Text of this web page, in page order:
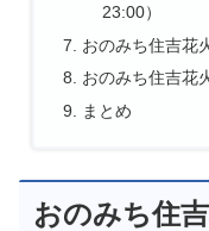
23:00）
おのみち住吉花
おのみち住吉花
まとめ
おのみち住